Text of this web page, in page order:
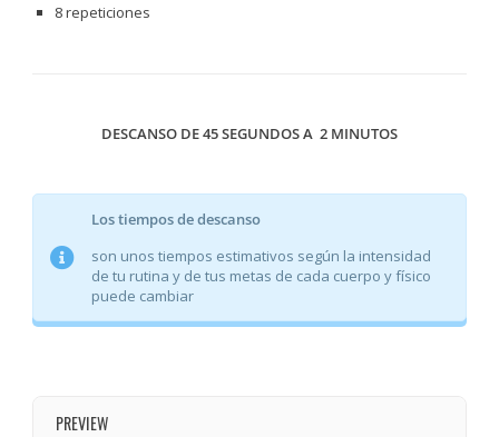
8 repeticiones
DESCANSO DE 45 SEGUNDOS A 2 MINUTOS
Los tiempos de descanso
son unos tiempos estimativos según la intensidad
de tu rutina y de tus metas de cada cuerpo y físico
puede cambiar
PREVIEW